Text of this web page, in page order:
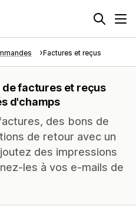
Factures et reçus
factures et reçus
d'champs
des bons de
de retour avec un
des impressions
les à vos e-mails de